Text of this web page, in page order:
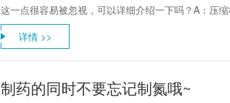
这一点很容易被忽视，可以详细介绍一下吗？A：压
详情 >>
制药的同时不要忘记制氮哦~